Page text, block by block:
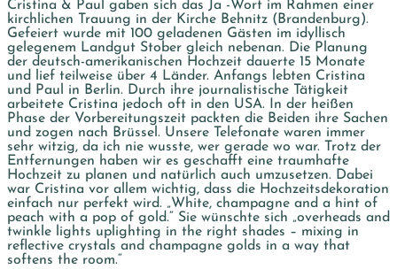
Cristina & Paul gaben sich das Ja -Wort im Rahmen einer
kirchlichen Trauung in der Kirche Behnitz (Brandenburg).
Gefeiert wurde mit 100 geladenen Gästen im idyllisch
gelegenem Landgut Stober gleich nebenan. Die Planung
der deutsch-amerikanischen Hochzeit dauerte 15 Monate
und lief teilweise über 4 Länder. Anfangs lebten Cristina
und Paul in Berlin. Durch ihre journalistische Tätigkeit
arbeitete Cristina jedoch oft in den USA. In der heißen
Phase der Vorbereitungszeit packten die Beiden ihre Sachen
und zogen nach Brüssel. Unsere Telefonate waren immer
sehr witzig, da ich nie wusste, wer gerade wo war. Trotz der
Entfernungen haben wir es geschafft eine traumhafte
Hochzeit zu planen und natürlich auch umzusetzen. Dabei
war Cristina vor allem wichtig, dass die Hochzeitsdekoration
einfach nur perfekt wird. „White, champagne and a hint of
peach with a pop of gold.“ Sie wünschte sich „overheads and
twinkle lights uplighting in the right shades – mixing in
reflective crystals and champagne golds in a way that
softens the room.“